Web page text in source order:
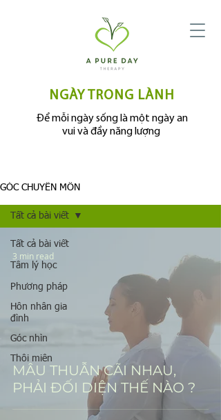
Để mỗi ngày sống là một ngày an
vui và đầy năng lượng
NGÀY TRONG LÀNH
GÓC CHUYÊN MÔN
Tất cả bài viết
Tâm lý học
Phương pháp
Hôn nhân gia
đình
Góc nhìn
Thôi miên
Tất cả bài viết
MÂU THUẪN CÃI NHAU,
PHẢI ĐỐI DIỆN THẾ NÀO ?
3 min read